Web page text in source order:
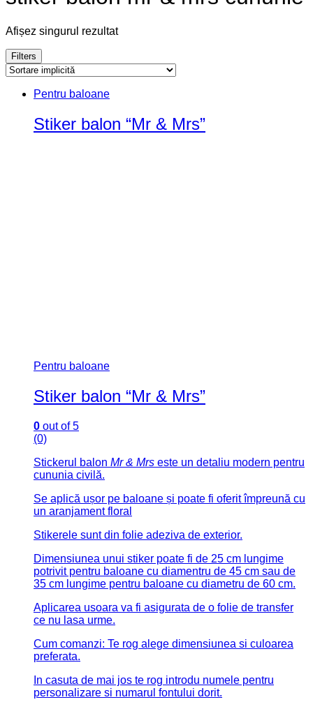
Afișez singurul rezultat
Filters
Pentru baloane
Stiker balon “Mr & Mrs”
Pentru baloane
Stiker balon “Mr & Mrs”
0 out of 5
(0)
Stickerul balon Mr & Mrs este un detaliu modern pentru
cununia civilă.
Se aplică ușor pe baloane și poate fi oferit împreună cu
un aranjament floral
Stikerele sunt din folie adeziva de exterior.
Dimensiunea unui stiker poate fi de 25 cm lungime
potrivit pentru baloane cu diamentru de 45 cm sau de
35 cm lungime pentru baloane cu diametru de 60 cm.
Aplicarea usoara va fi asigurata de o folie de transfer
ce nu lasa urme.
Cum comanzi: Te rog alege dimensiunea si culoarea
preferata.
In casuta de mai jos te rog introdu numele pentru
personalizare si numarul fontului dorit.